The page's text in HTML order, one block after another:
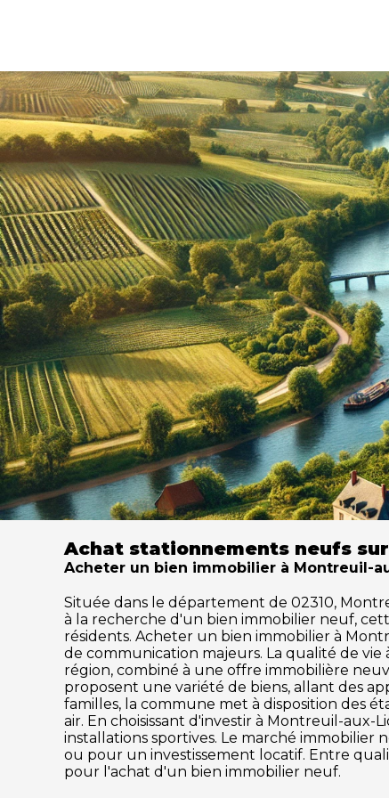
Achat stationnements neufs
Acheter un bien immobilier à Montreuil-
Située dans le département de 02310,
à la recherche d'un bien immobilier neuf,
résidents. Acheter un bien immobilier à
de communication majeurs. La qualité de
région, combiné à une offre immobilière
proposent une variété de biens, allant des
familles, la commune met à disposition des
air. En choisissant d'investir à Montreuil-aux-
installations sportives. Le marché
ou pour un investissement locatif. Entre
pour l'achat d'un bien immobilier neuf.